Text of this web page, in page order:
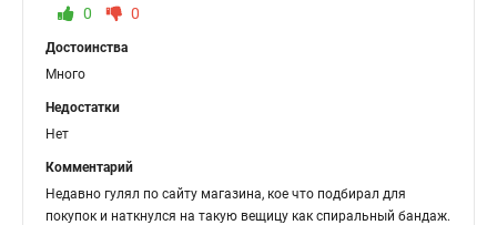
0 0
Достоинства
Много
Недостатки
Нет
Комментарий
Недавно гулял по сайту магазина, кое что подбирал для
покупок и наткнулся на такую вещицу как спиральный бандаж.